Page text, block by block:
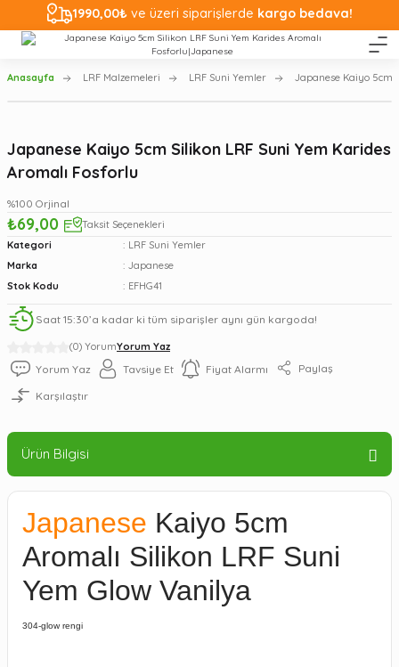
1990,00₺ ve üzeri siparişlerde kargo bedava!
Anasayfa LRF Malzemeleri LRF Suni Yemler Japanese Kaiyo 5cm
(0) YorumYorum Yaz
Japanese Kaiyo 5cm Silikon LRF Suni Yem Karides
Aromalı Fosforlu
%100 Orjinal
₺69,00
Taksit Seçenekleri
Kategori
LRF Suni Yemler
Marka
Japanese
Stok Kodu
EFHG41
Saat 15:30’a kadar ki tüm siparişler aynı gün kargoda!
Yorum Yaz Tavsiye Et Fiyat Alarmı Paylaş
Karşılaştır
Ürün Bilgisi
Japanese Kaiyo 5cm
Aromalı Silikon LRF Suni
Yem Glow Vanilya
304-glow rengi